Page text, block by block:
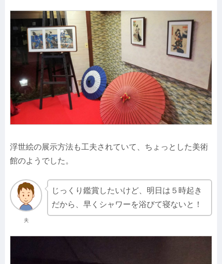
浮世絵の展示方法も工夫されていて、ちょっとした美術
館のようでした。
夫
じっくり鑑賞したいけど、明日は５時起き
だから、早くシャワーを浴びて寝ないと！